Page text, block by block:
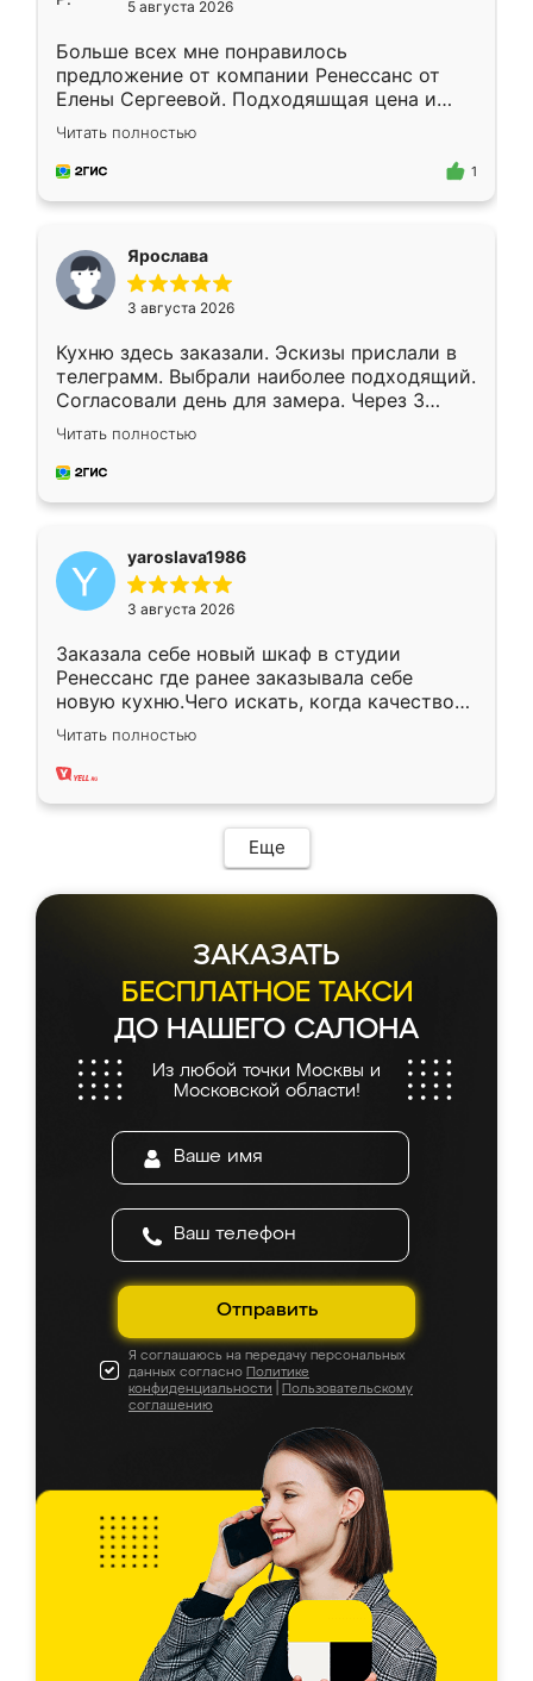
5 августа 2026
Больше всех мне понравилось
предложение от компании Ренессанс от
Елены Сергеевой. Подходяшщая цена и
короткие сроки изготовления. Приехавший
для замера сотрудник Владислав
предложил по моему эскизу самый
Читать полностью
1
Ярослава
3 августа 2026
Кухню здесь заказали. Эскизы прислали в
телеграмм. Выбрали наиболее подходящий.
Согласовали день для замера. Через 3
недели кухня была уже готова. Остались
довольны работой. Спасибо Ренессанс
мебель за качественную работу!
Читать полностью
yaroslava1986
3 августа 2026
Заказала себе новый шкаф в студии
Ренессанс где ранее заказывала себе
новую кухню.Чего искать, когда качеством
вполне довольна. Служит кухня уже почти
два года, нареканий нет.
Читать полностью
Еще
ЗАКАЗАТЬ
БЕСПЛАТНОЕ ТАКСИ
ДО НАШЕГО САЛОНА
Из любой точки Москвы и
Московской области!
Отправить
Я соглашаюсь на передачу персональных
данных согласно Политике
конфиденциальности
Пользовательскому
соглашению